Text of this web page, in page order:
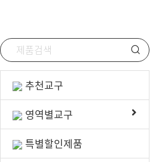
추천교구
영역별교구
특별할인제품